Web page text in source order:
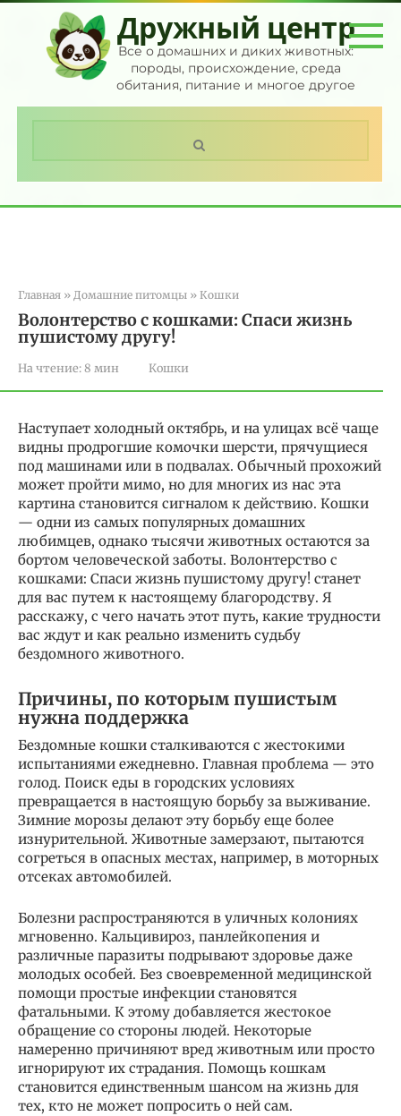
Перейти
контенту
Дружный центр
Все о домашних и диких животных:
породы, происхождение, среда
обитания, питание и многое другое
Главная » Домашние питомцы » Кошки
Волонтерство с кошками: Спаси жизнь
пушистому другу!
На чтение:8 мин Кошки
Наступает холодный октябрь, и на улицах всё чаще
видны продрогшие комочки шерсти, прячущиеся
под машинами или в подвалах. Обычный прохожий
может пройти мимо, но для многих из нас эта
картина становится сигналом к действию. Кошки
— одни из самых популярных домашних
любимцев, однако тысячи животных остаются за
бортом человеческой заботы. Волонтерство с
кошками: Спаси жизнь пушистому другу! станет
для вас путем к настоящему благородству. Я
расскажу, с чего начать этот путь, какие трудности
вас ждут и как реально изменить судьбу
бездомного животного.
Причины, по которым пушистым
нужна поддержка
Бездомные кошки сталкиваются с жестокими
испытаниями ежедневно. Главная проблема — это
голод. Поиск еды в городских условиях
превращается в настоящую борьбу за выживание.
Зимние морозы делают эту борьбу еще более
изнурительной. Животные замерзают, пытаются
согреться в опасных местах, например, в моторных
отсеках автомобилей.
Болезни распространяются в уличных колониях
мгновенно. Кальцивироз, панлейкопения и
различные паразиты подрывают здоровье даже
молодых особей. Без своевременной медицинской
помощи простые инфекции становятся
фатальными. К этому добавляется жестокое
обращение со стороны людей. Некоторые
намеренно причиняют вред животным или просто
игнорируют их страдания. Помощь кошкам
становится единственным шансом на жизнь для
тех, кто не может попросить о ней сам.